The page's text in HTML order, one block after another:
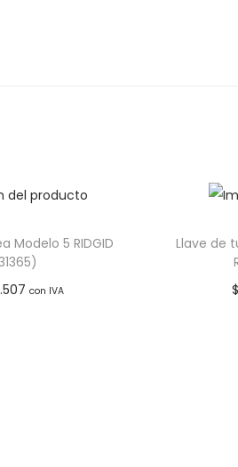
Modelo 5 RIDGID
con IVA
Llave de
$